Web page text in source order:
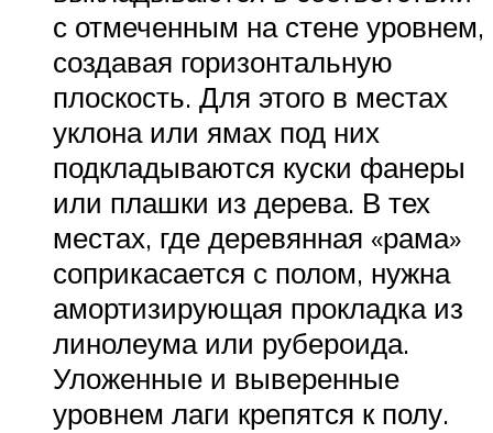
с отмеченным на стене уровнем,
создавая горизонтальную
плоскость. Для этого в местах
уклона или ямах под них
подкладываются куски фанеры
или плашки из дерева. В тех
местах, где деревянная «рама»
соприкасается с полом, нужна
амортизирующая прокладка из
линолеума или рубероида.
Уложенные и выверенные
уровнем лаги крепятся к полу.